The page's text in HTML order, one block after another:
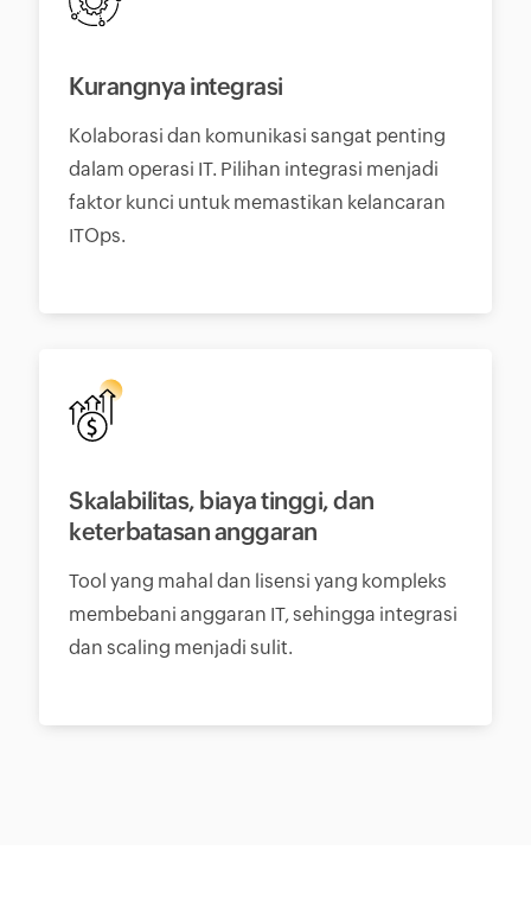
Kurangnya integrasi
Kolaborasi dan komunikasi sangat penting
dalam operasi IT. Pilihan integrasi menjadi
faktor kunci untuk memastikan kelancaran
ITOps.
Skalabilitas, biaya tinggi, dan
keterbatasan anggaran
Tool yang mahal dan lisensi yang kompleks
membebani anggaran IT, sehingga integrasi
dan scaling menjadi sulit.